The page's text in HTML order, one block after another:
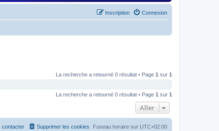
Connexion
Inscription
La recherche a retourné 0 résultat • Page 1 sur 1
La recherche a retourné 0 résultat • Page 1 sur 1
Aller
Fuseau horaire sur UTC+02:00
Supprimer les cookies
contacter